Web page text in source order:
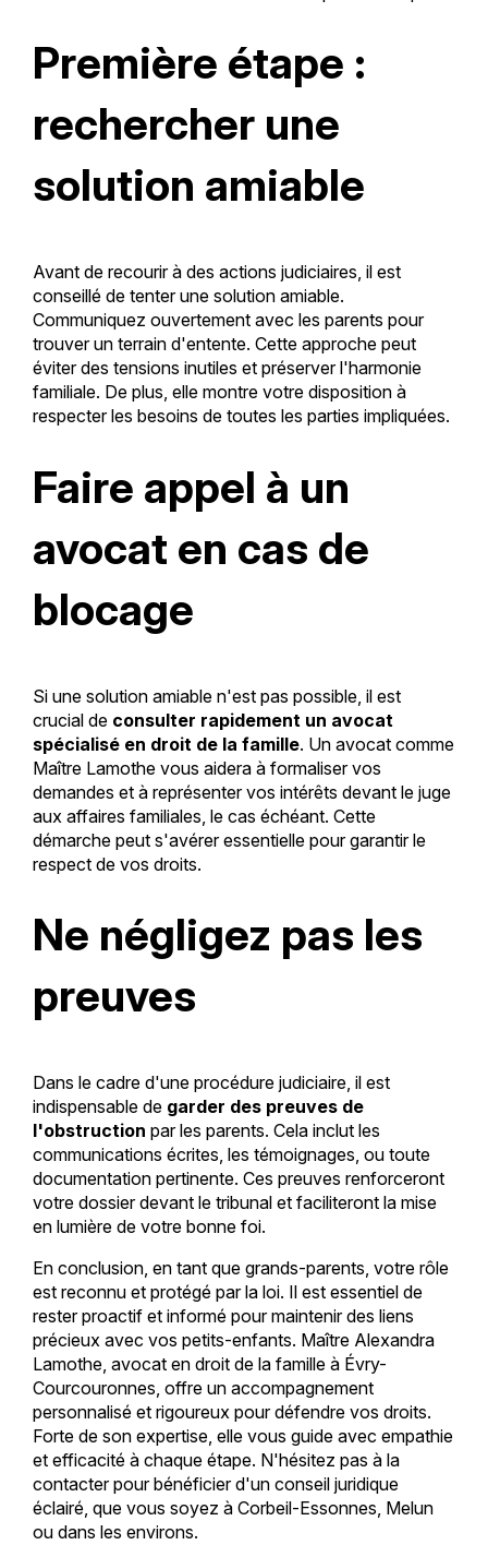
Première étape :
rechercher une
solution amiable
Avant de recourir à des actions judiciaires, il est
conseillé de tenter une solution amiable.
Communiquez ouvertement avec les parents pour
trouver un terrain d'entente. Cette approche peut
éviter des tensions inutiles et préserver l'harmonie
familiale. De plus, elle montre votre disposition à
respecter les besoins de toutes les parties impliquées.
Faire appel à un
avocat en cas de
blocage
Si une solution amiable n'est pas possible, il est
crucial de consulter rapidement un avocat
spécialisé en droit de la famille. Un avocat comme
Maître Lamothe vous aidera à formaliser vos
demandes et à représenter vos intérêts devant le juge
aux affaires familiales, le cas échéant. Cette
démarche peut s'avérer essentielle pour garantir le
respect de vos droits.
Ne négligez pas les
preuves
Dans le cadre d'une procédure judiciaire, il est
indispensable de garder des preuves de
l'obstruction par les parents. Cela inclut les
communications écrites, les témoignages, ou toute
documentation pertinente. Ces preuves renforceront
votre dossier devant le tribunal et faciliteront la mise
en lumière de votre bonne foi.
En conclusion, en tant que grands-parents, votre rôle
est reconnu et protégé par la loi. Il est essentiel de
rester proactif et informé pour maintenir des liens
précieux avec vos petits-enfants. Maître Alexandra
Lamothe, avocat en droit de la famille à Évry-
Courcouronnes, offre un accompagnement
personnalisé et rigoureux pour défendre vos droits.
Forte de son expertise, elle vous guide avec empathie
et efficacité à chaque étape. N'hésitez pas à la
contacter pour bénéficier d'un conseil juridique
éclairé, que vous soyez à Corbeil-Essonnes, Melun
ou dans les environs.